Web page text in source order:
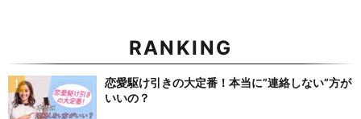
RANKING
恋愛駆け引きの大定番！本当に”連絡しない”方が
いいの？